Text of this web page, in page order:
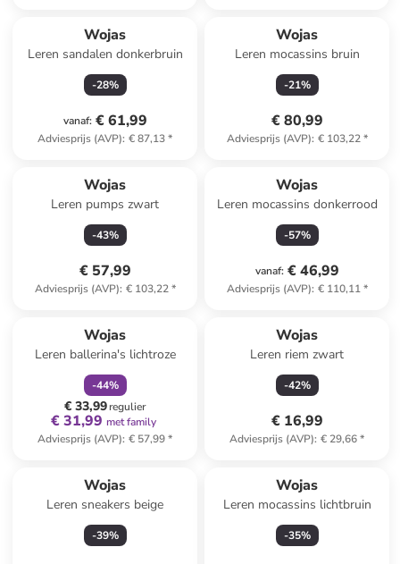
Wojas
Leren sandalen donkerbruin
-28%
vanaf: € 61,99
Adviesprijs (AVP): € 87,13*
Wojas
Leren mocassins bruin
-21%
€ 80,99
Adviesprijs (AVP): € 103,22*
Wojas
Leren pumps zwart
-43%
€ 57,99
Adviesprijs (AVP): € 103,22*
Wojas
Leren mocassins donkerrood
-57%
vanaf: € 46,99
Adviesprijs (AVP): € 110,11*
Wojas
Leren ballerina's lichtroze
-44%
€ 33,99regulier
€ 31,99 met family
Adviesprijs (AVP): € 57,99*
Wojas
Leren riem zwart
-42%
€ 16,99
Adviesprijs (AVP): € 29,66*
Wojas
Leren sneakers beige
-39%
Wojas
Leren mocassins lichtbruin
-35%